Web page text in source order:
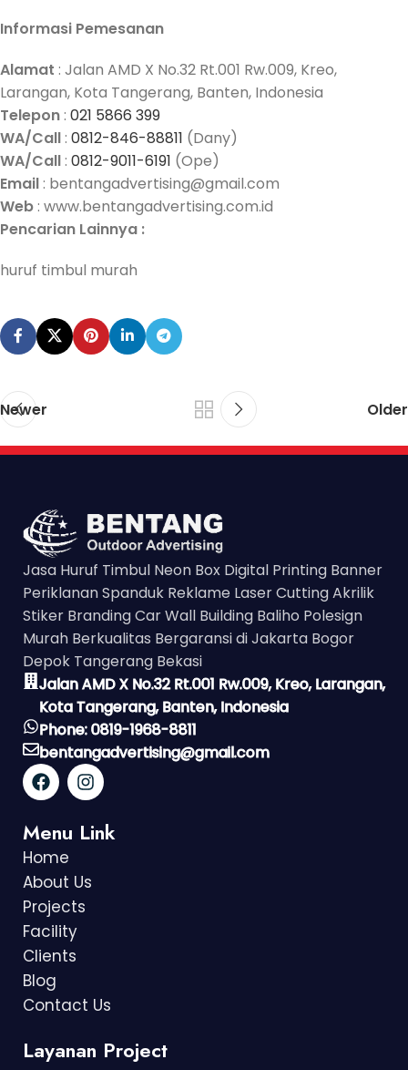
Informasi Pemesanan
Alamat : Jalan AMD X No.32 Rt.001 Rw.009, Kreo,
Larangan, Kota Tangerang, Banten, Indonesia
Telepon : 021 5866 399
WA/Call : 0812-846-88811 (Dany)
WA/Call : 0812-9011-6191 (Ope)
Email : bentangadvertising@gmail.com
Web : www.bentangadvertising.com.id
Pencarian Lainnya :
huruf timbul murah
Newer Older
Jasa Huruf Timbul Neon Box Digital Printing Banner
Periklanan Spanduk Reklame Laser Cutting Akrilik
Stiker Branding Car Wall Building Baliho Polesign
Murah Berkualitas Bergaransi di Jakarta Bogor
Depok Tangerang Bekasi
Jalan AMD X No.32 Rt.001 Rw.009, Kreo, Larangan,
Kota Tangerang, Banten, Indonesia
Phone: 0819-1968-8811
bentangadvertising@gmail.com
Menu Link
Home
About Us
Projects
Facility
Clients
Blog
Contact Us
Layanan Project